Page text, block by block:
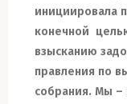
инициировала
конечной
взысканию
правления по
собрания. Мы –